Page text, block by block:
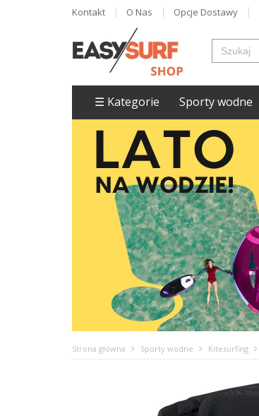
Kontakt O Nas Opcje Dostawy
☰ Kategorie Sporty wodne
Strona główna Sporty wodne Kitesurfing